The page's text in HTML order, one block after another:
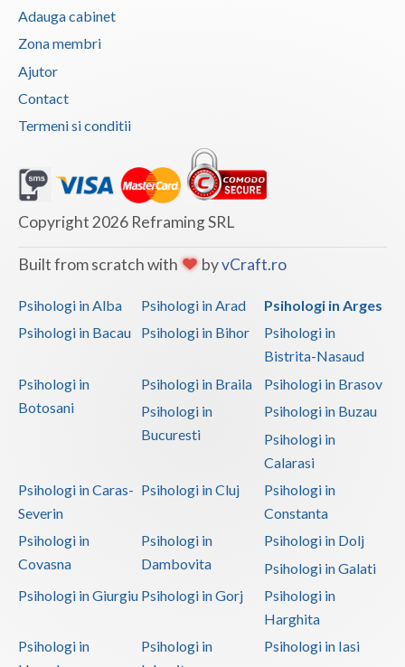
Adauga cabinet
Zona membri
Ajutor
Contact
Termeni si conditii
Copyright 2026 Reframing SRL
Built from scratch with byvCraft.ro
Psihologi in Alba Psihologi in Arad
Psihologi in Arges
Psihologi in Bacau
Psihologi in Bihor
Psihologi in
Bistrita-Nasaud
Psihologi in
Botosani
Psihologi in Braila
Psihologi in Brasov
Psihologi in
Bucuresti
Psihologi in Buzau
Psihologi in
Calarasi
Psihologi in Caras-
Severin
Psihologi in Cluj
Psihologi in
Constanta
Psihologi in
Covasna
Psihologi in
Dambovita
Psihologi in Dolj
Psihologi in Galati
Psihologi in Giurgiu Psihologi in Gorj
Psihologi in
Harghita
Psihologi in
Psihologi in
Psihologi in Iasi